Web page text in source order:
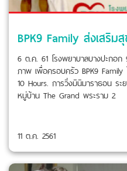
6 ต.ค. 61 โรงพยาบาลบางปะกอก
ภาพ เพื่อครอบครัว BPK9
10 Hours. การวิ่งมินิมาราธอน ร
หมู่บ้าน The Grand พระราม 2
11 ต.ค. 2561